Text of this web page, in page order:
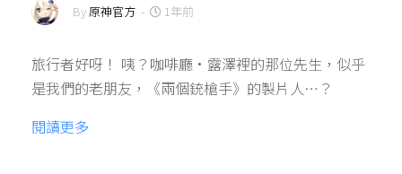
By原神官方 - 1年前
旅行者好呀！ 咦？咖啡廳·露澤裡的那位先生，似乎
是我們的老朋友，《兩個銃槍手》的製片人…？
閱讀更多